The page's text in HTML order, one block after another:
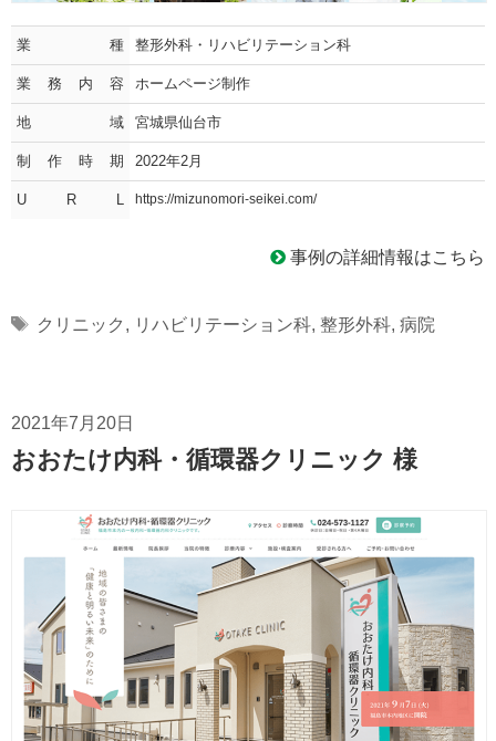
業種 整形外科・リハビリテーション科
業務内容 ホームページ制作
地域 宮城県仙台市
制作時期 2022年2月
U R L https://mizunomori-seikei.com/
事例の詳細情報はこちら
Tags
クリニック , リハビリテーション科, 整形外科, 病院
2021年7月20日
おおたけ内科・循環器クリニック 様